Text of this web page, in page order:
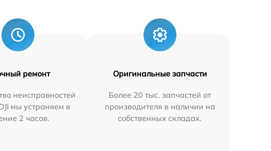
ремонт
неисправностей
мы устраняем в
2 часов.
Оригинальные запчасти
Более 20 тыс. запчастей от
производителя в наличии на
собственных складах.